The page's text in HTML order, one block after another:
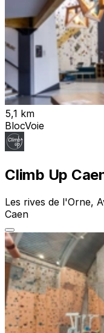
5,1 km
BlocVoie
Climb Up
Les rives de l'Orne,
Caen